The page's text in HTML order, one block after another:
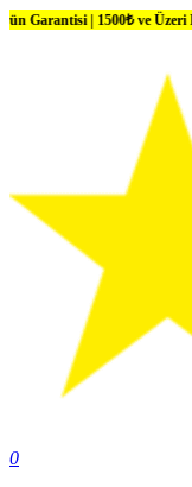
1500₺ ve Üzeri Kargo
0